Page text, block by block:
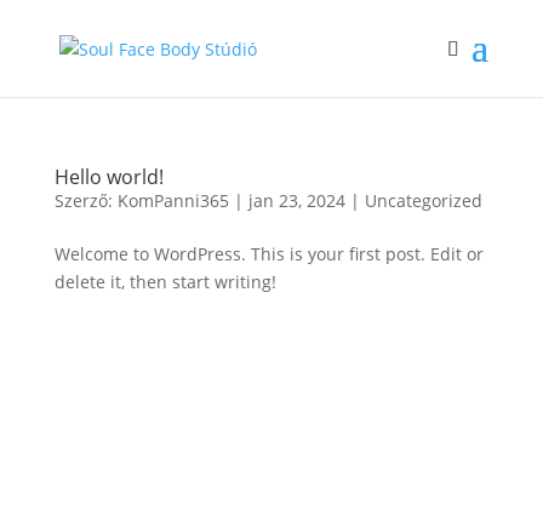
Hello world!
Szerző: KomPanni365 | jan 23, 2024| Uncategorized
Welcome to WordPress. This is your first post. Edit or
delete it, then start writing!